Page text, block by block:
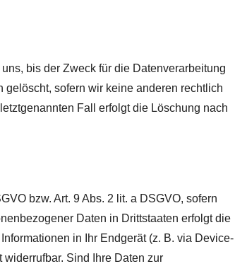
bis der Zweck für die Datenverarbeitung
sofern wir keine anderen rechtlich
Fall erfolgt die Löschung nach
bzw. Art. 9 Abs. 2 lit. a DSGVO, sofern
Daten in Drittstaaten erfolgt die
in Ihr Endgerät (z. B. via Device-
Sind Ihre Daten zur